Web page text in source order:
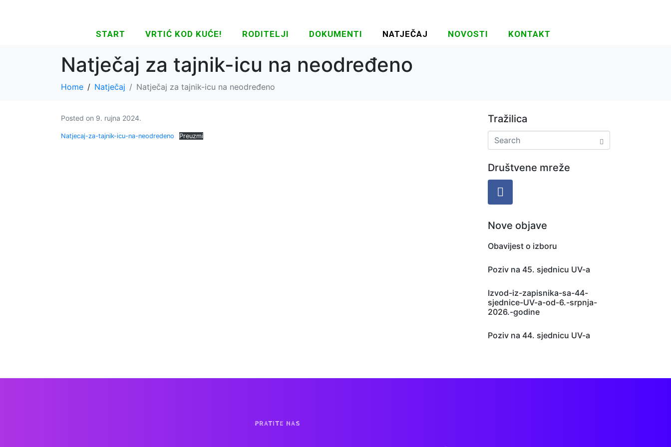
START VRTIĆ KOD KUĆE! RODITELJI DOKUMENTI NATJEČAJ NOVOSTI KONTAKT
Natječaj za tajnik-icu na neodređeno
Home Natječaj Natječaj za tajnik-icu na neodređeno
Posted on 9. rujna 2024.
Natjecaj-za-tajnik-icu-na-neodredeno Preuzmi
Tražilica
Društvene mreže
Nove objave
Obavijest o izboru
Poziv na 45. sjednicu UV-a
Izvod-iz-zapisnika-sa-44-
sjednice-UV-a-od-6.-srpnja-
2026.-godine
Poziv na 44. sjednicu UV-a
PRATITE NAS